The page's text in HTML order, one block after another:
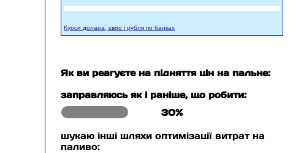
Курси долара, євро і рубля по банках
Як ви реагуєте на підняття цін на пальне:
заправляюсь як і раніше, що робити:
30%
шукаю інші шляхи оптимізації витрат на
паливо: